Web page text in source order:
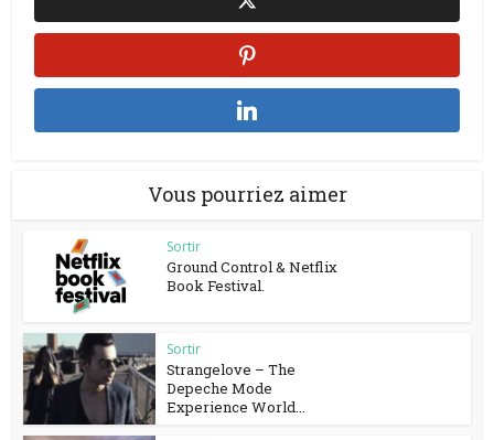
Vous pourriez aimer
Sortir
Ground Control & Netflix
Book Festival.
Sortir
Strangelove – The
Depeche Mode
Experience World...